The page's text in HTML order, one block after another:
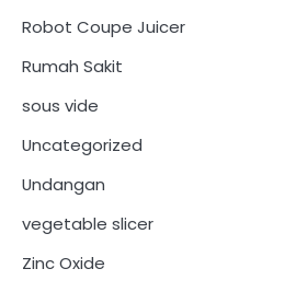
Robot Coupe Juicer
Rumah Sakit
sous vide
Uncategorized
Undangan
vegetable slicer
Zinc Oxide